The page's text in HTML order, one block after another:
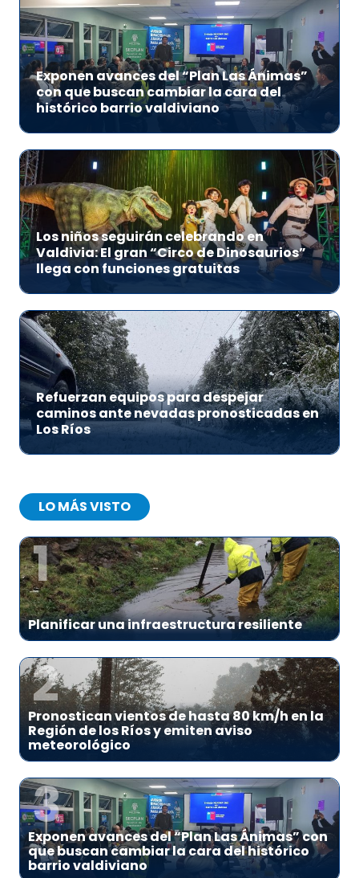
Exponen avances del “Plan Las Ánimas”
con que buscan cambiar la cara del
histórico barrio valdiviano
Los niños seguirán celebrando en
Valdivia: El gran “Circo de Dinosaurios”
llega con funciones gratuitas
Refuerzan equipos para despejar
caminos ante nevadas pronosticadas en
Los Ríos
LO MÁS VISTO
1
Planificar una infraestructura resiliente
2
Pronostican vientos de hasta 80 km/h en la
Región de los Ríos y emiten aviso
meteorológico
3
Exponen avances del “Plan Las Ánimas” con
que buscan cambiar la cara del histórico
barrio valdiviano